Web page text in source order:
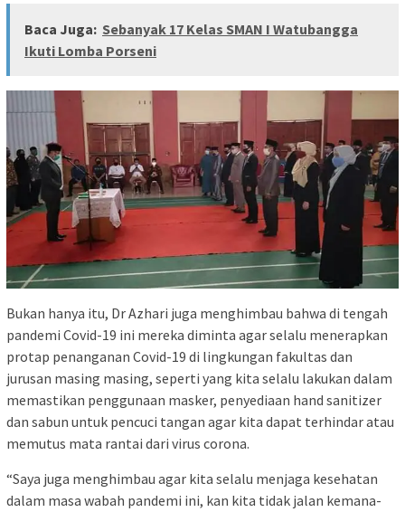
Baca Juga: Sebanyak 17 Kelas SMAN I Watubangga
Ikuti Lomba Porseni
Bukan hanya itu, Dr Azhari juga menghimbau bahwa di tengah
pandemi Covid-19 ini mereka diminta agar selalu menerapkan
protap penanganan Covid-19 di lingkungan fakultas dan
jurusan masing masing, seperti yang kita selalu lakukan dalam
memastikan penggunaan masker, penyediaan hand sanitizer
dan sabun untuk pencuci tangan agar kita dapat terhindar atau
memutus mata rantai dari virus corona.
“Saya juga menghimbau agar kita selalu menjaga kesehatan
dalam masa wabah pandemi ini, kan kita tidak jalan kemana-